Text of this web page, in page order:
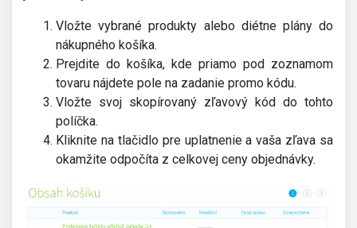
Vložte vybrané produkty alebo diétne plány do
nákupného košíka.
Prejdite do košíka, kde priamo pod zoznamom
tovaru nájdete pole na zadanie promo kódu.
Vložte svoj skopírovaný zľavový kód do tohto
políčka.
Kliknite na tlačidlo pre uplatnenie a vaša zľava sa
okamžite odpočíta z celkovej ceny objednávky.